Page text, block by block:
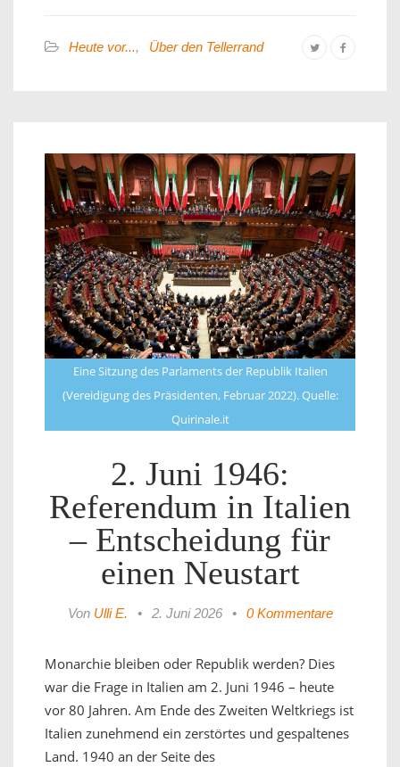
Heute vor..., Über den Tellerrand
Eine Sitzung des Parlaments der Republik Italien
(Vereidigung des Präsidenten, Februar 2022). Quelle:
Quirinale.it
2. Juni 1946:
Referendum in Italien
– Entscheidung für
einen Neustart
Von Ulli E. • 2. Juni 2026 • 0 Kommentare
Monarchie bleiben oder Republik werden? Dies
war die Frage in Italien am 2. Juni 1946 – heute
vor 80 Jahren. Am Ende des Zweiten Weltkriegs ist
Italien zunehmend ein zerstörtes und gespaltenes
Land. 1940 an der Seite des